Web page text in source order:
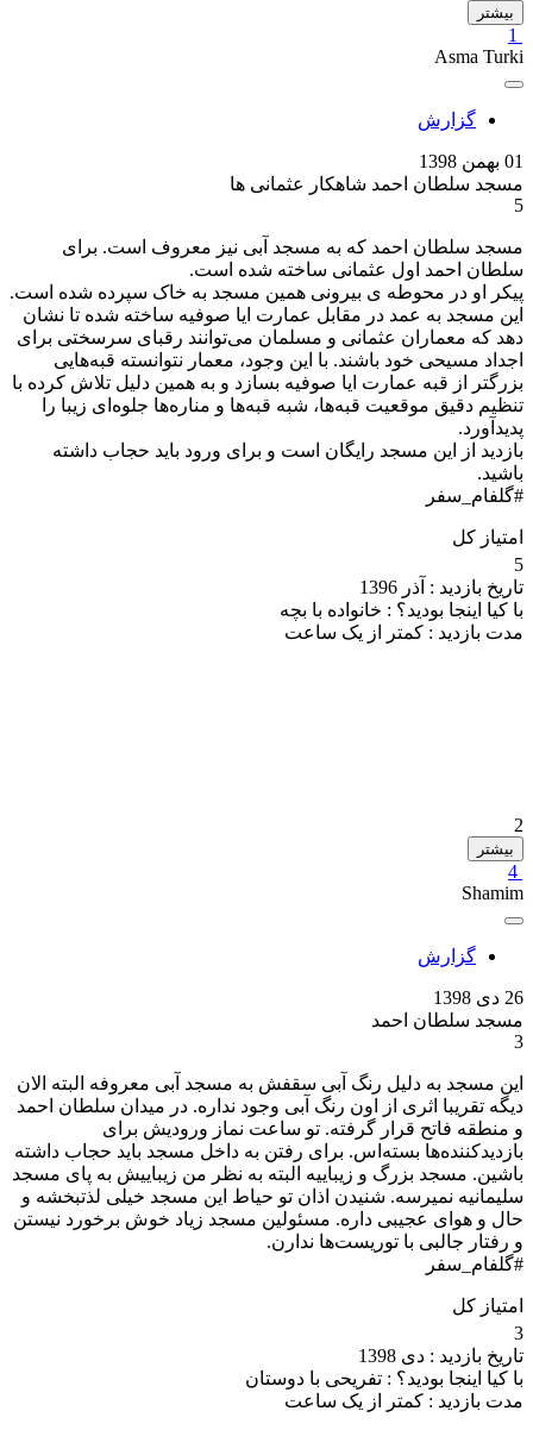
بیشتر
1
Asma Turki
گزارش
01 بهمن 1398
مسجد سلطان احمد شاهکار عثمانی ها
5
مسجد سلطان احمد که به مسجد آبی نیز معروف است. برای
سلطان احمد اول عثمانی ساخته شده است.
پیکر او در محوطه ی بیرونی همین مسجد به خاک سپرده شده است.
این مسجد به عمد در مقابل عمارت ایا صوفیه ساخته شده تا نشان
دهد که معماران عثمانی و مسلمان می‌توانند رقبای سرسختی برای
اجداد مسیحی خود باشند. با این وجود، معمار نتوانسته قبه‌هایی
بزرگتر از قبه عمارت ایا صوفیه بسازد و به همین دلیل تلاش کرده با
تنظیم دقیق موقعیت قبه‌ها، شبه قبه‌ها و مناره‌ها جلوه‌ای زیبا را
پدیدآورد.
بازدید از این مسجد رایگان است و برای ورود باید حجاب داشته
باشید.
#گلفام_سفر
امتیاز کل
5
تاریخ بازدید : آذر 1396
با کیا اینجا بودید؟ : خانواده با بچه
مدت بازدید : کمتر از یک ساعت
2
بیشتر
4
Shamim
گزارش
26 دی 1398
مسجد سلطان احمد
3
این مسجد به دلیل رنگ آبی سقفش به مسجد آبی معروفه البته الان
دیگه تقریبا اثری از اون رنگ آبی وجود نداره. در میدان سلطان احمد
و منطقه فاتح قرار گرفته. تو ساعت نماز ورودیش برای
بازدیدکننده‌ها بسته‌اس. برای رفتن به داخل مسجد باید حجاب داشته
باشین. مسجد بزرگ و زیباییه البته به نظر من زیباییش به پای مسجد
سلیمانیه نمیرسه. شنیدن اذان تو حیاط این مسجد خیلی لذتبخشه و
حال و هوای عجیبی داره. مسئولین مسجد زیاد خوش برخورد نیستن
و رفتار جالبی با توریست‌ها ندارن.
#گلفام_سفر
امتیاز کل
3
تاریخ بازدید : دی 1398
با کیا اینجا بودید؟ : تفریحی با دوستان
مدت بازدید : کمتر از یک ساعت